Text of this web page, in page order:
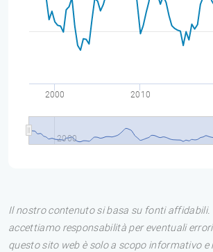
2000 2010
2000
Il nostro contenuto si basa su fonti affidabili.
accettiamo responsabilità per eventuali
questo sito web è solo a scopo informativo e